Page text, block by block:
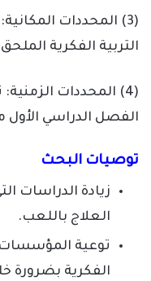
(3) المحددات
التربية الفكرية
(4) المحددات
الفصل الدراسي الأول من
توصيات البحث
زيادة الدراسات
العلاج باللعب.
توعية المؤسسات
الفكرية بضرورة